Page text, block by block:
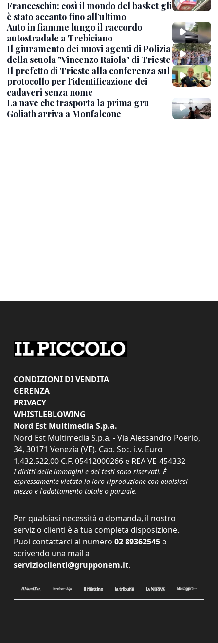
Franceschin: così il mondo del basket gli
è stato accanto fino all’ultimo
Auto in fiamme lungo il raccordo
autostradale a Trebiciano
Il giuramento dei nuovi agenti di Polizia
della scuola "Vincenzo Raiola" di Trieste
Il prefetto di Trieste alla conferenza sul
protocollo per l'identificazione dei
cadaveri senza nome
La nave che trasporta la prima gru
Goliath arriva a Monfalcone
CONDIZIONI DI VENDITA
GERENZA
PRIVACY
WHISTLEBLOWING
Nord Est Multimedia S.p.a.
Nord Est Multimedia S.p.a. - Via Alessandro Poerio,
34, 30171 Venezia (VE). Cap. Soc. i.v. Euro
1.432.522,00 C.F. 05412000266 e REA VE-454332
I diritti delle immagini e dei testi sono riservati. È
espressamente vietata la loro riproduzione con qualsiasi
mezzo e l'adattamento totale o parziale.
Per qualsiasi necessità o domanda, il nostro
servizio clienti è a tua completa disposizione.
Puoi contattarci al numero 02 89362545 o
scrivendo una mail a
servizioclienti@grupponem.it.